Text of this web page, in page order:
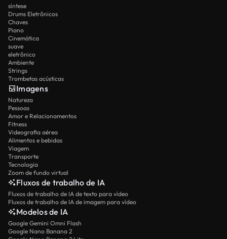
síntese
Drums Eletrônicos
Chaves
Piano
Cinemática
suave
eletrônico
Ambiente
Strings
Trombetas acústicas
Imagens
Natureza
Pessoas
Amor e Relacionamentos
Fitness
Videografia aérea
Alimentos e bebidas
Viagem
Transporte
Tecnologia
Zoom de fundo virtual
Fluxos de trabalho de IA
Fluxos de trabalho de IA de texto para vídeo
Fluxos de trabalho de IA de imagem para vídeo
Modelos de IA
Google Gemini Omni Flash
Google Nano Banana 2